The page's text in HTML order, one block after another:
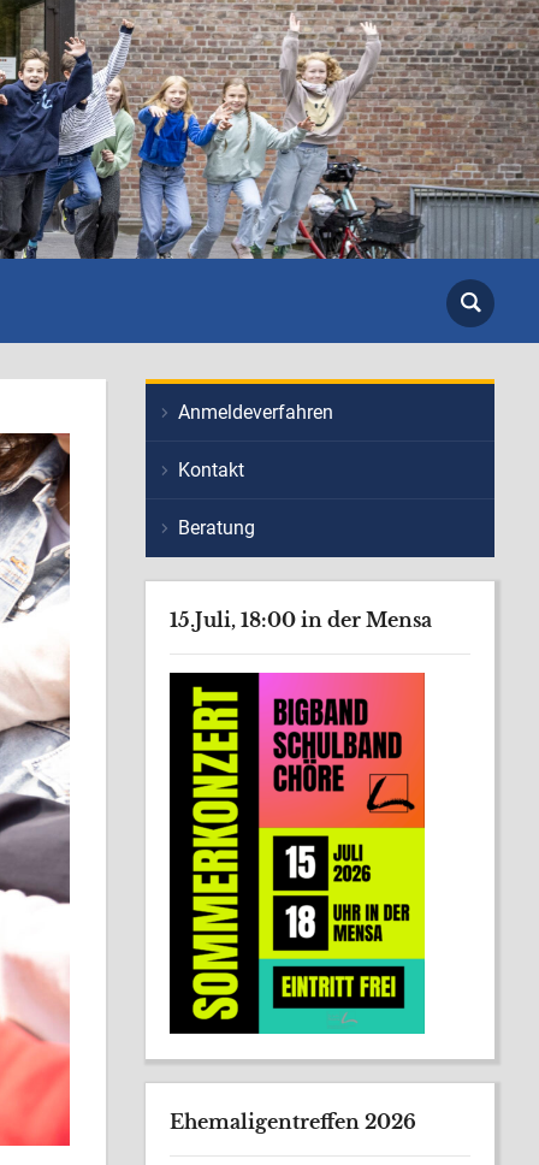
Anmeldeverfahren
Kontakt
Beratung
15.Juli, 18:00 in der Mensa
Ehemaligentreffen 2026